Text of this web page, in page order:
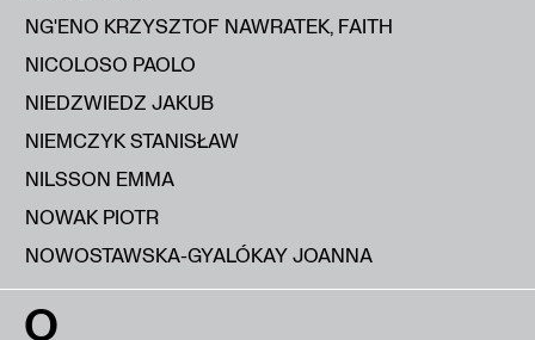
NG'ENO KRZYSZTOF NAWRATEK, FAITH
NICOLOSO PAOLO
NIEDZWIEDZ JAKUB
NIEMCZYK STANISŁAW
NILSSON EMMA
NOWAK PIOTR
NOWOSTAWSKA-GYALÓKAY JOANNA
O